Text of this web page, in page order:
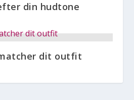
din hudtone
dit outfit